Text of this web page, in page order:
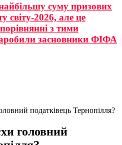
суму призових
світу-2026, але це
з тими
засновники ФІФА
податківець Тернопілля?
головний